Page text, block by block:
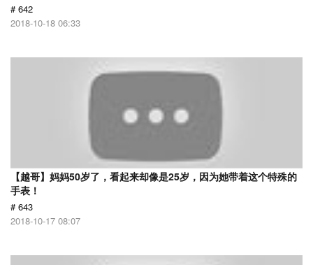
# 642
2018-10-18 06:33
【越哥】妈妈50岁了，看起来却像是25岁，因为她带着这个特殊的
手表！
# 643
2018-10-17 08:07